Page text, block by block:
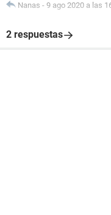
Nanas - 9 ago 2020 a las
2 respuestas